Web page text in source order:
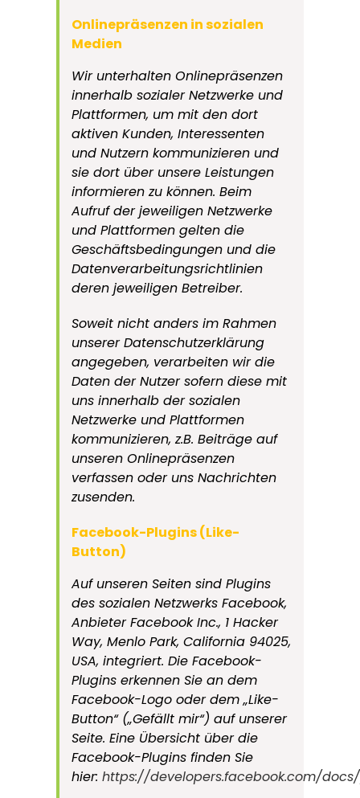
Onlinepräsenzen in sozialen
Medien
Wir unterhalten Onlinepräsenzen
innerhalb sozialer Netzwerke und
Plattformen, um mit den dort
aktiven Kunden, Interessenten
und Nutzern kommunizieren und
sie dort über unsere Leistungen
informieren zu können. Beim
Aufruf der jeweiligen Netzwerke
und Plattformen gelten die
Geschäftsbedingungen und die
Datenverarbeitungsrichtlinien
deren jeweiligen Betreiber.
Soweit nicht anders im Rahmen
unserer Datenschutzerklärung
angegeben, verarbeiten wir die
Daten der Nutzer sofern diese mit
uns innerhalb der sozialen
Netzwerke und Plattformen
kommunizieren, z.B. Beiträge auf
unseren Onlinepräsenzen
verfassen oder uns Nachrichten
zusenden.
Facebook-Plugins (Like-
Button)
Auf unseren Seiten sind Plugins
des sozialen Netzwerks Facebook,
Anbieter Facebook Inc., 1 Hacker
Way, Menlo Park, California 94025,
USA, integriert. Die Facebook-
Plugins erkennen Sie an dem
Facebook-Logo oder dem „Like-
Button“ („Gefällt mir“) auf unserer
Seite. Eine Übersicht über die
Facebook-Plugins finden Sie
hier: https://developers.facebook.com/